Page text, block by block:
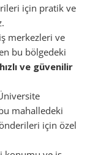
için pratik ve
merkezleri ve
bu bölgedeki
hızlı ve güvenilir
mahalledeki
için özel